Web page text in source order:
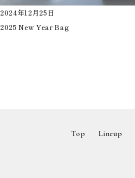
2024年12月25日
2025 New Year Bag
Top Lineup